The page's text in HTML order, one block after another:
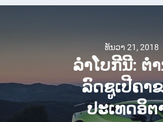
ທັນວາ 21, 2018
ລຳໂບກີນີ: ຕໍ
ລົດຊູເປີຄາ
ປະເທດອິຕ